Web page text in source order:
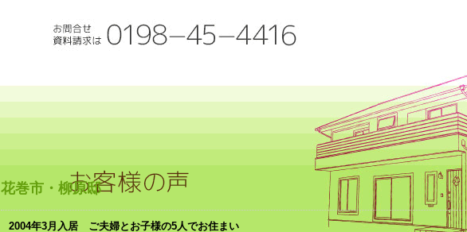
花巻市・柳原邸
2004年3月入居 ご夫婦とお子様の5人でお住まい